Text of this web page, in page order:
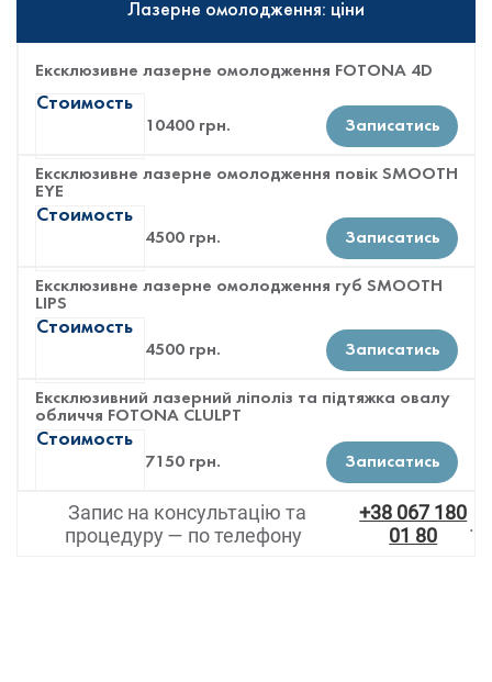
Лазерне омолодження: ціни
Ексклюзивне лазерне омолодження FOTONA 4D
Стоимость
10400 грн. Записатись
Ексклюзивне лазерне омолодження повік SMOOTH
EYE
Стоимость
4500 грн. Записатись
Ексклюзивне лазерне омолодження губ SMOOTH
LIPS
Стоимость
4500 грн. Записатись
Ексклюзивний лазерний ліполіз та підтяжка овалу
обличчя FOTONA CLULPT
Стоимость
7150 грн. Записатись
Запис на консультацію та
процедуру — по телефону
+38 067 180
01 80
.